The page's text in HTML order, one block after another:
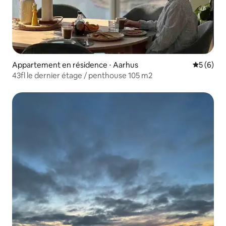
Appartement en résidence ⋅ Aarhus
5 (6)
43fl le dernier étage / penthouse 105 m2